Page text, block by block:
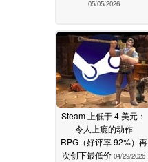
05/05/2026
Steam 上低于 4 美元：
令人上瘾的动作
RPG（好评率 92%）再
次创下最低价 04/29/2026